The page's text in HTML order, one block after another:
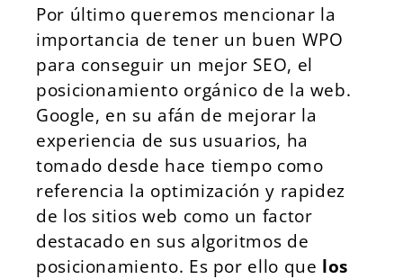
Por último queremos mencionar la
importancia de tener un buen WPO
para conseguir un mejor SEO, el
posicionamiento orgánico de la web.
Google, en su afán de mejorar la
experiencia de sus usuarios, ha
tomado desde hace tiempo como
referencia la optimización y rapidez
de los sitios web como un factor
destacado en sus algoritmos de
posicionamiento. Es por ello que los